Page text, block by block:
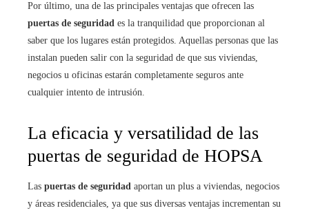
Por último, una de las principales ventajas que ofrecen las
puertas de seguridad es la tranquilidad que proporcionan al
saber que los lugares están protegidos. Aquellas personas que las
instalan pueden salir con la seguridad de que sus viviendas,
negocios u oficinas estarán completamente seguros ante
cualquier intento de intrusión.
La eficacia y versatilidad de las
puertas de seguridad de HOPSA
Las puertas de seguridad aportan un plus a viviendas, negocios
y áreas residenciales, ya que sus diversas ventajas incrementan su